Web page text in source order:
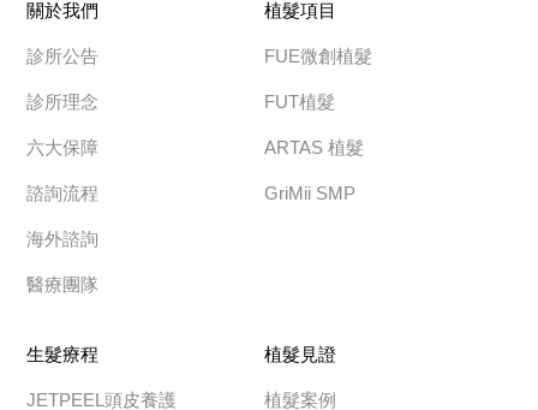
關於我們
診所公告
診所理念
六大保障
諮詢流程
海外諮詢
醫療團隊
植髮項目
FUE微創植髮
FUT植髮
ARTAS 植髮
GriMii SMP
生髮療程
JETPEEL頭皮養護
植髮見證
植髮案例